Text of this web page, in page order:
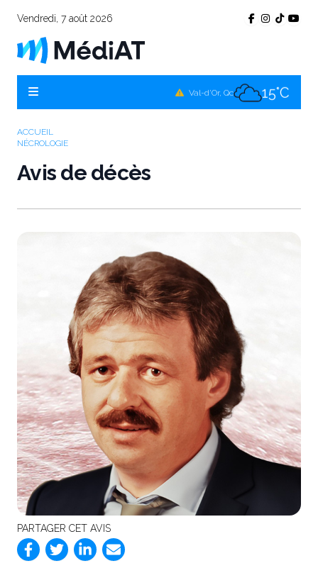
Vendredi, 7 août 2026
Val-d'Or, Qc 15°C
ACCUEIL
NÉCROLOGIE
Avis de décès
PARTAGER CET AVIS